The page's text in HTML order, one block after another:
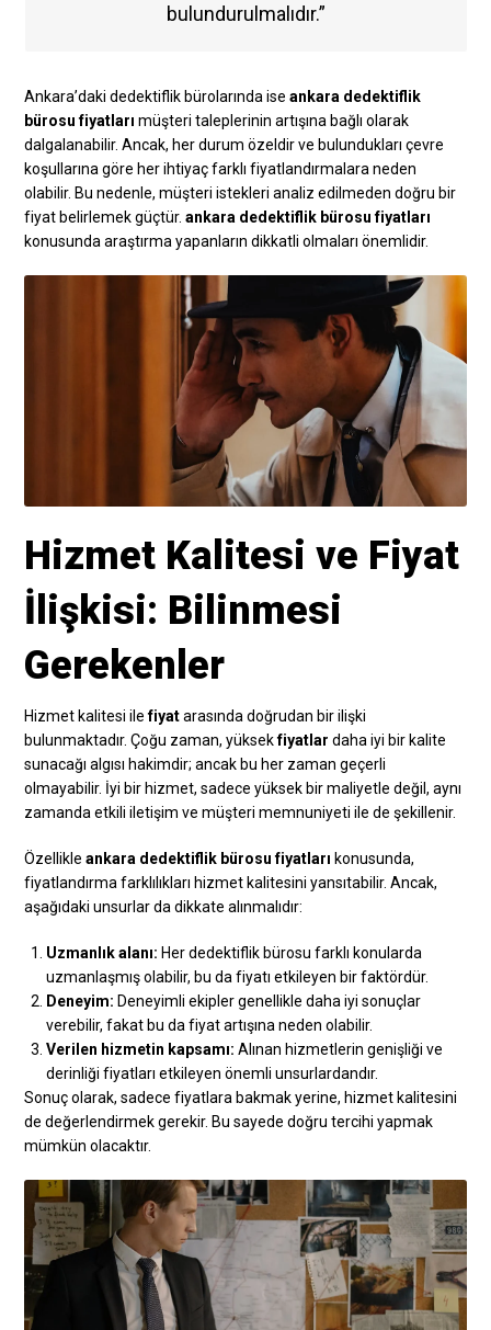
bulundurulmalıdır.”
Ankara’daki dedektiflik bürolarında iseankara dedektiflik
bürosu fiyatları müşteri taleplerinin artışına bağlı olarak
dalgalanabilir. Ancak, her durum özeldir ve bulundukları çevre
koşullarına göre her ihtiyaç farklı fiyatlandırmalara neden
olabilir. Bu nedenle, müşteri istekleri analiz edilmeden doğru bir
fiyat belirlemek güçtür.ankara dedektiflik bürosu fiyatları
konusunda araştırma yapanların dikkatli olmaları önemlidir.
Hizmet Kalitesi ve Fiyat
İlişkisi: Bilinmesi
Gerekenler
Hizmet kalitesi ilefiyatarasında doğrudan bir ilişki
bulunmaktadır. Çoğu zaman, yüksekfiyatlar daha iyi bir kalite
sunacağı algısı hakimdir; ancak bu her zaman geçerli
olmayabilir. İyi bir hizmet, sadece yüksek bir maliyetle değil, aynı
zamanda etkili iletişim ve müşteri memnuniyeti ile de şekillenir.
Özellikleankara dedektiflik bürosu fiyatları konusunda,
fiyatlandırma farklılıkları hizmet kalitesini yansıtabilir. Ancak,
aşağıdaki unsurlar da dikkate alınmalıdır:
Uzmanlık alanı: Her dedektiflik bürosu farklı konularda
uzmanlaşmış olabilir, bu da fiyatı etkileyen bir faktördür.
Deneyim: Deneyimli ekipler genellikle daha iyi sonuçlar
verebilir, fakat bu da fiyat artışına neden olabilir.
Verilen hizmetin kapsamı: Alınan hizmetlerin genişliği ve
derinliği fiyatları etkileyen önemli unsurlardandır.
Sonuç olarak, sadece fiyatlara bakmak yerine, hizmet kalitesini
de değerlendirmek gerekir. Bu sayede doğru tercihi yapmak
mümkün olacaktır.